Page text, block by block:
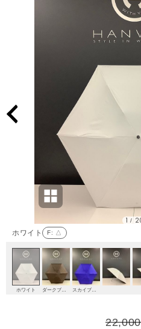
ホワイト F: △
1 /
ホワイト
22,000